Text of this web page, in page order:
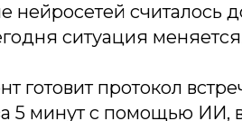
нейросетей считалось
ситуация
готовит протокол
5 минут с помощью ИИ,